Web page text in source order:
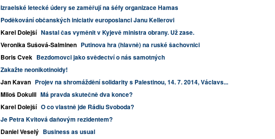
Izraelské letecké údery se zaměřují na šéfy organizace Hamas
Poděkování občanských iniciativ europoslanci Janu Kellerovi
Karel Dolejší Nastal čas vyměnit v Kyjevě ministra obrany. Už zase.
Veronika Sušová-Salminen Putinova hra (hlavně) na ruské šachovnici
Boris Cvek Bezdomovci jako svědectví o nás samotných
Zakažte neonikotinoidy!
Jan Kavan Projev na shromáždění solidarity s Palestinou, 14. 7. 2014, Václavs...
Miloš Dokulil Má pravda skutečně dva konce?
Karel Dolejší O co vlastně jde Rádiu Svoboda?
Je Petra Kvitová daňovým rezidentem?
Daniel Veselý Business as usual